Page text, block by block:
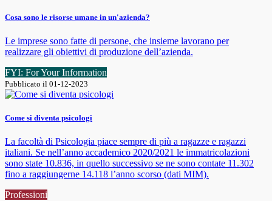
Cosa sono le risorse umane in un'azienda?
Le imprese sono fatte di persone, che insieme lavorano per
realizzare gli obiettivi di produzione dell’azienda.
FYI: For Your Information
Pubblicato il 01-12-2023
Come si diventa psicologi
La facoltà di Psicologia piace sempre di più a ragazze e ragazzi
italiani. Se nell’anno accademico 2020/2021 le immatricolazioni
sono state 10.836, in quello successivo se ne sono contate 11.302
fino a raggiungerne 14.118 l’anno scorso (dati MIM).
Professioni